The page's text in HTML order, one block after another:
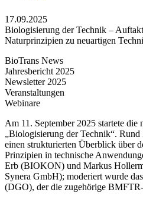
17.09.2025
Biologisierung der Technik –
Naturprinzipien zu neuartigen
BioTrans News
Jahresbericht 2025
Newsletter 2025
Veranstaltungen
Webinare
Am 11. September 2025 startete die
„Biologisierung der Technik“. Rund
einen strukturierten Überblick über
Prinzipien in technische
Erb (BIOKON) und Markus
Synera GmbH); moderiert wurde
(DGO), der die zugehörige